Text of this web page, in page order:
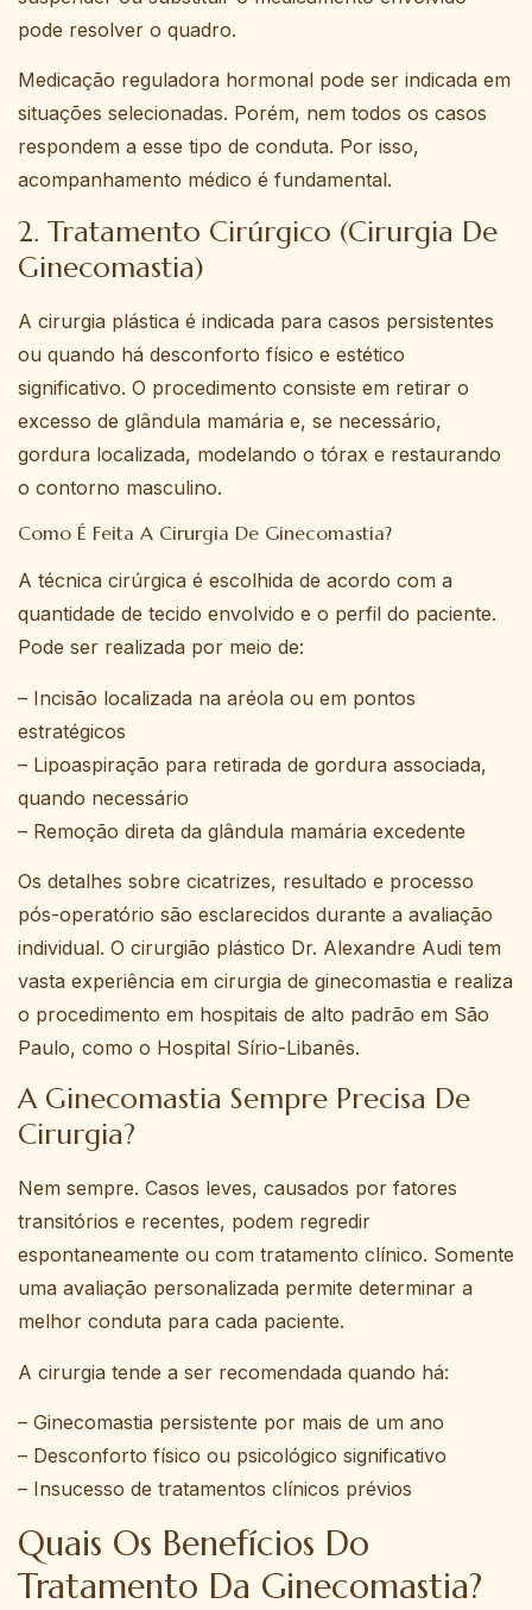
pode resolver o quadro.
Medicação reguladora hormonal pode ser indicada em
situações selecionadas. Porém, nem todos os casos
respondem a esse tipo de conduta. Por isso,
acompanhamento médico é fundamental.
2. Tratamento Cirúrgico (Cirurgia De
Ginecomastia)
A cirurgia plástica é indicada para casos persistentes
ou quando há desconforto físico e estético
significativo. O procedimento consiste em retirar o
excesso de glândula mamária e, se necessário,
gordura localizada, modelando o tórax e restaurando
o contorno masculino.
Como É Feita A Cirurgia De Ginecomastia?
A técnica cirúrgica é escolhida de acordo com a
quantidade de tecido envolvido e o perfil do paciente.
Pode ser realizada por meio de:
– Incisão localizada na aréola ou em pontos
estratégicos
– Lipoaspiração para retirada de gordura associada,
quando necessário
– Remoção direta da glândula mamária excedente
Os detalhes sobre cicatrizes, resultado e processo
pós-operatório são esclarecidos durante a avaliação
individual. O cirurgião plástico Dr. Alexandre Audi tem
vasta experiência em cirurgia de ginecomastia e realiza
o procedimento em hospitais de alto padrão em São
Paulo, como o Hospital Sírio-Libanês.
A Ginecomastia Sempre Precisa De
Cirurgia?
Nem sempre. Casos leves, causados por fatores
transitórios e recentes, podem regredir
espontaneamente ou com tratamento clínico. Somente
uma avaliação personalizada permite determinar a
melhor conduta para cada paciente.
A cirurgia tende a ser recomendada quando há:
– Ginecomastia persistente por mais de um ano
– Desconforto físico ou psicológico significativo
– Insucesso de tratamentos clínicos prévios
Quais Os Benefícios Do
Tratamento Da Ginecomastia?